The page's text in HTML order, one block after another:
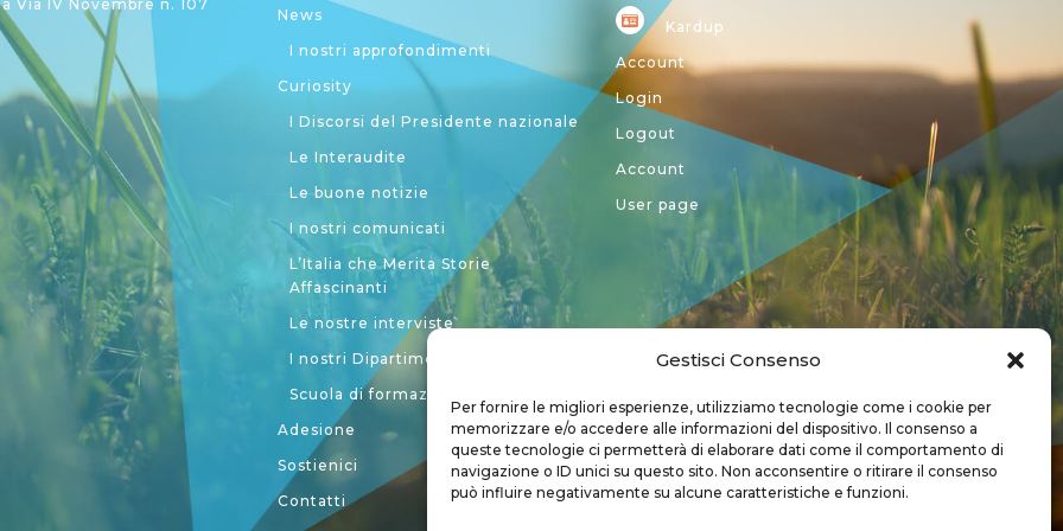
Gestisci Consenso
Per fornire le migliori esperienze, utilizziamo tecnologie come i cookie per
memorizzare e/o accedere alle informazioni del dispositivo. Il consenso a
queste tecnologie ci permetterà di elaborare dati come il comportamento di
navigazione o ID unici su questo sito. Non acconsentire o ritirare il consenso
può influire negativamente su alcune caratteristiche e funzioni.
Via IV Novembre n. 107
News
I nostri approfondimenti
Curiosity
I Discorsi del Presidente nazionale
Le Interaudite
Le buone notizie
I nostri comunicati
L’Italia che Merita Storie
Affascinanti
Le nostre interviste
I nostri Dipartimenti
Scuola di formazione politica CREA
Adesione
Sostienici
Contatti
Kardup
Account
Login
Logout
Account
User page